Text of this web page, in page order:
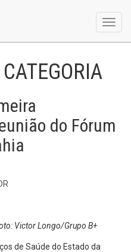
do Fórum
Victor Longo/Grupo B+
de Saúde do Estado da